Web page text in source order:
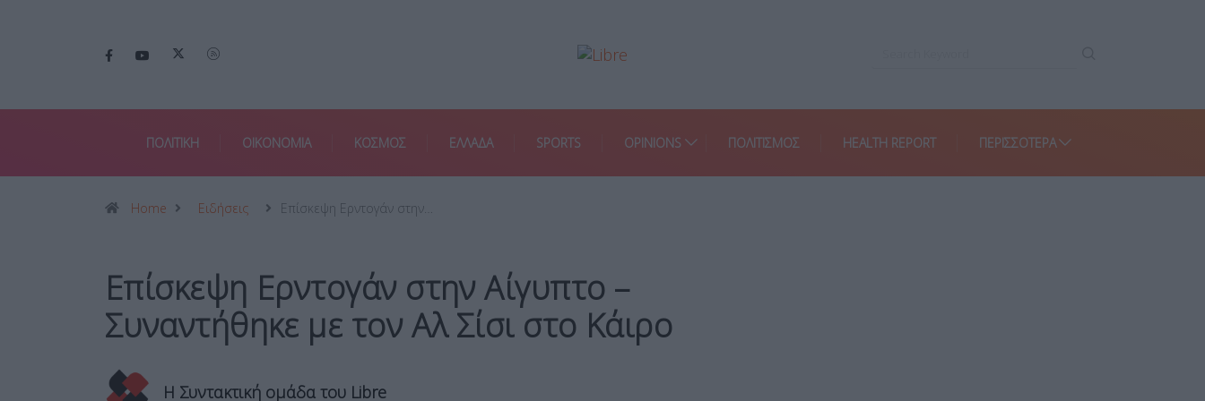
ΠΟΛΙΤΙΚΗ ΟΙΚΟΝΟΜΙΑ ΚΟΣΜΟΣ ΕΛΛΑΔΑ SPORTS OPINIONS ΠΟΛΙΤΙΣΜΟΣ HEALTH REPORT ΠΕΡΙΣΣΌΤΕΡΑ
Home Ειδήσεις Επίσκεψη Ερντογάν στην…
Επίσκεψη Ερντογάν στην Αίγυπτο –
Συναντήθηκε με τον Αλ Σίσι στο Κάιρο
Η Συντακτική ομάδα του Libre